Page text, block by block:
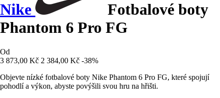
Nike
Fotbalové boty
Phantom 6 Pro FG
Od
3 873,00 Kč 2 384,00 Kč -38%
Objevte nízké fotbalové boty Nike Phantom 6 Pro FG, které spojují
pohodlí a výkon, abyste povýšili svou hru na hřišti.